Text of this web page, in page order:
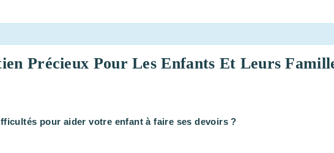
Précieux Pour Les Enfants Et Leurs
pour aider votre enfant à faire ses devoirs ?